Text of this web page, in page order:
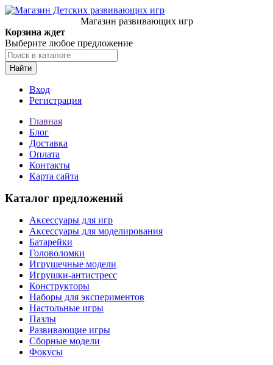
Магазин развивающих игр
Корзина ждет
Выберите любое предложение
Найти
Вход
Регистрация
Главная
Блог
Доставка
Оплата
Контакты
Карта сайта
Каталог предложений
Аксессуары для игр
Аксессуары для моделирования
Батарейки
Головоломки
Игрушечные модели
Игрушки-антистресс
Конструкторы
Наборы для экспериментов
Настольные игры
Пазлы
Развивающие игры
Сборные модели
Фокусы